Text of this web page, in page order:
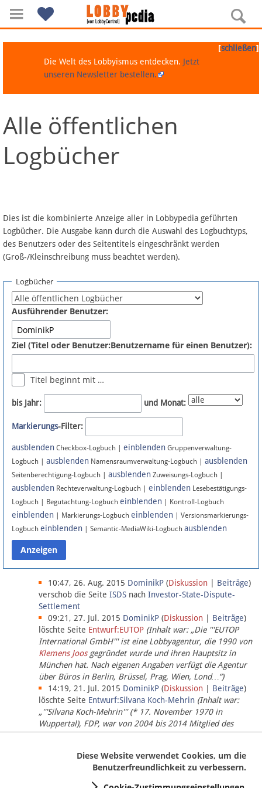
Navigation
Über Lobbypedia
Artikel nach Kategorien
FAQ
Fördermitglied werden
Fehler melden
Newsletter
Bluesky
Facebook
Instagram
Anmelden
Datenschutz
Über Lobbypedia
Impressum
[schließen]
Die Welt des Lobbyismus entdecken. Jetzt
unseren Newsletter bestellen.
Alle öffentlichen
Logbücher
Dies ist die kombinierte Anzeige aller in Lobbypedia geführten
Logbücher. Die Ausgabe kann durch die Auswahl des Logbuchtyps,
des Benutzers oder des Seitentitels eingeschränkt werden
(Groß-/Kleinschreibung muss beachtet werden).
Logbücher
Ausführender Benutzer:
Ziel (Titel oder Benutzer:Benutzername für einen Benutzer):
Titel beginnt mit …
bis Jahr: und Monat:
Markierungs-Filter:
ausblenden Checkbox-Logbuch | einblenden Gruppenverwaltung-
Logbuch | ausblenden Namensraumverwaltung-Logbuch | ausblenden
Seitenberechtigung-Logbuch | ausblenden Zuweisungs-Logbuch |
ausblenden Rechteverwaltung-Logbuch | einblenden Lesebestätigungs-
Logbuch | Begutachtung-Logbuch einblenden | Kontroll-Logbuch
einblenden | Markierungs-Logbuch einblenden | Versionsmarkierungs-
Logbuch einblenden | Semantic-MediaWiki-Logbuch ausblenden
10:47, 26. Aug. 2015 DominikP (Diskussion Beiträge)
verschob die Seite ISDS nach Investor-State-Dispute-
Settlement
09:21, 27. Jul. 2015 DominikP (Diskussion Beiträge)
löschte Seite Entwurf:EUTOP (Inhalt war: „Die '''EUTOP
International GmbH''' ist eine Lobbyagentur, die 1990 von
Klemens Joosgegründet wurde und ihren Hauptsitz in
München hat. Nach eigenen Angaben verfügt die Agentur
über Büros in Berlin, Brüssel, Prag, Wien, Lond…“)
14:19, 21. Jul. 2015 DominikP (Diskussion Beiträge)
löschte Seite Entwurf:Silvana Koch-Mehrin (Inhalt war:
„'''Silvana Koch-Mehrin''' (* 17. November 1970 in
Wuppertal), FDP, war von 2004 bis 2014 Mitglied des
Europäischen Parlaments, seit November 2014 ist sie für
Diese Website verwendet Cookies, um die
Benutzerfreundlichkeit zu verbessern.